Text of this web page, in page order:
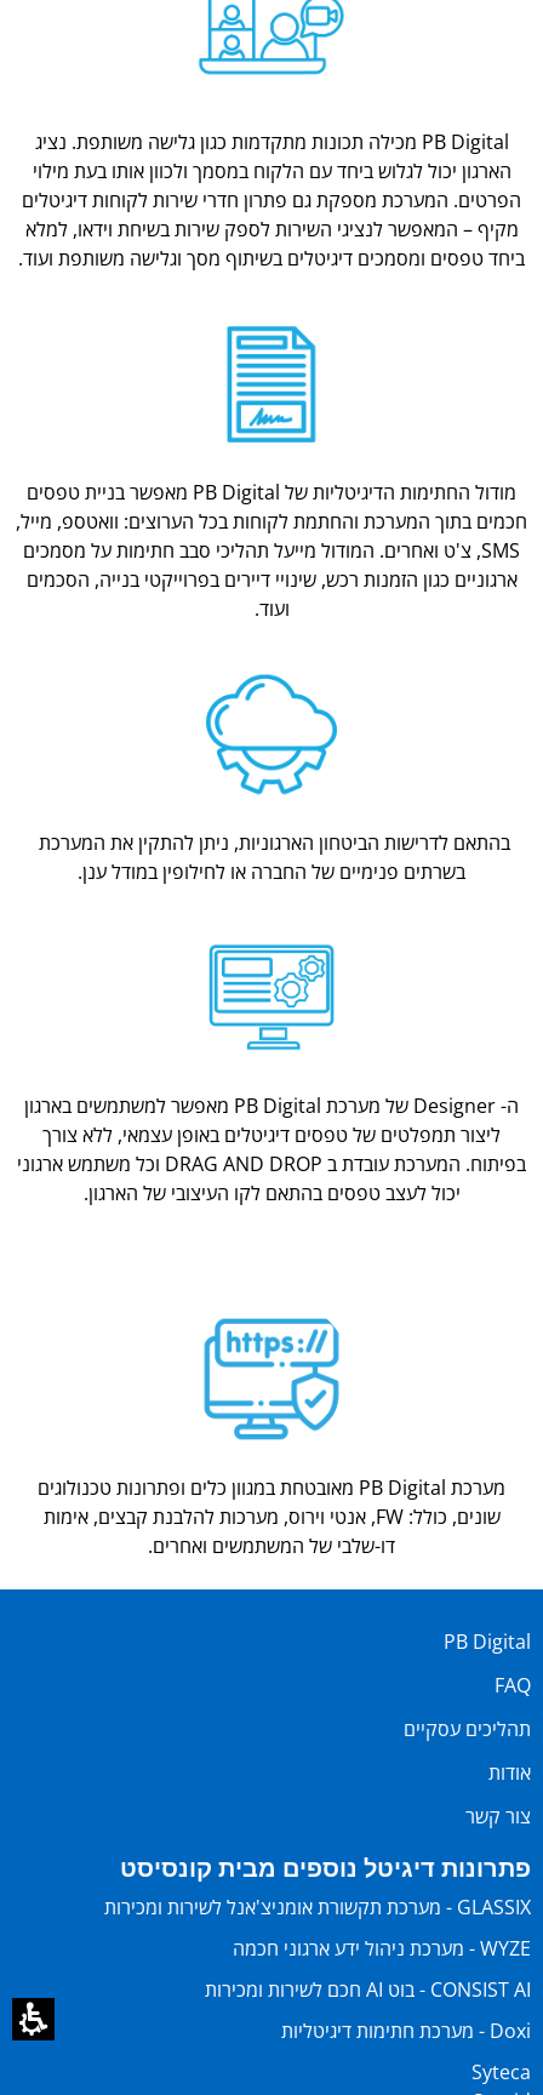
PB Digital מכילה תכונות מתקדמות כגון גלישה משותפת. נציג
הארגון יכול לגלוש ביחד עם הלקוח במסמך ולכוון אותו בעת מילוי
הפרטים. המערכת מספקת גם פתרון חדרי שירות לקוחות דיגיטלים
מקיף – המאפשר לנציגי השירות לספק שירות בשיחת וידאו, למלא
ביחד טפסים ומסמכים דיגיטלים בשיתוף מסך וגלישה משותפת ועוד.
מודול החתימות הדיגיטליות של PB Digital מאפשר בניית טפסים
חכמים בתוך המערכת והחתמת לקוחות בכל הערוצים: וואטספ, מייל,
SMS, צ'ט ואחרים. המודול מייעל תהליכי סבב חתימות על מסמכים
ארגוניים כגון הזמנות רכש, שינויי דיירים בפרוייקטי בנייה, הסכמים
ועוד.
בהתאם לדרישות הביטחון הארגוניות, ניתן להתקין את המערכת
בשרתים פנימיים של החברה או לחילופין במודל ענן.
ה- Designer של מערכת PB Digital מאפשר למשתמשים בארגון
ליצור תמפלטים של טפסים דיגיטלים באופן עצמאי, ללא צורך
בפיתוח. המערכת עובדת ב DRAG AND DROP וכל משתמש ארגוני
יכול לעצב טפסים בהתאם לקו העיצובי של הארגון.
מערכת PB Digital מאובטחת במגוון כלים ופתרונות טכנולוגים
שונים, כולל: FW, אנטי וירוס, מערכות להלבנת קבצים, אימות
דו-שלבי של המשתמשים ואחרים.
PB Digital
FAQ
תהליכים עסקיים
אודות
צור קשר
פתרונות דיגיטל נוספים מבית קונסיסט
GLASSIX - מערכת תקשורת אומניצ'אנל לשירות ומכירות
WYZE - מערכת ניהול ידע ארגוני חכמה
CONSIST AI - בוט AI חכם לשירות ומכירות
Doxi - מערכת חתימות דיגיטליות
Syteca